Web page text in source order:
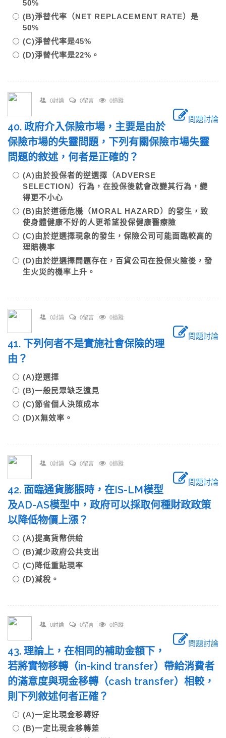
50%
(B)淨替代率（NET REPLACEMENT RATE）是
50%
(C)淨替代率是45%
(D)淨替代率是22%。
0討論 0留言 0追蹤
問題討論
40. 政府介入保險市場，主要是由於
保險市場的失靈問題，下列有關保險市場失靈
問題的敘述，何者是正確的？
(A)由於投保者的逆選擇（ADVERSE
SELECTION）行為，在投保後就會改變其行為，變
得更不小心
(B)由於道德危機（MORAL HAZARD）的發生，致
使身體健康不好的人更希望投保健康醫療險
(C)由於逆選擇現象的發生，保險公司可能面臨較高的
理賠機率
(D)由於逆選擇問題存在，百貨公司在投保火險後，發
生火災的機率上升。
0討論 0留言 0追蹤
問題討論
41. 下列何者不是實施社會保險的理
由？
(A)逆選擇
(B)一般民眾缺乏遠見
(C)節省個人決策成本
(D)X無效率。
0討論 0留言 0追蹤
問題討論
42. 面臨通貨膨脹時，在IS-LM模型
及AD-AS模型中，政府可以採取何種財政政策
以降低物價上漲？
(A)提高貨幣供給
(B)減少政府公共支出
(C)降低重貼現率
(D)減稅。
0討論 0留言 0追蹤
問題討論
43. 理論上，在相同的補助金額下，
若將實物移轉（in-kind transfer）帶給消費者
的滿意度與現金移轉（cash transfer）相較，
則下列敘述何者正確？
(A)一定比現金移轉好
(B)一定比現金移轉差